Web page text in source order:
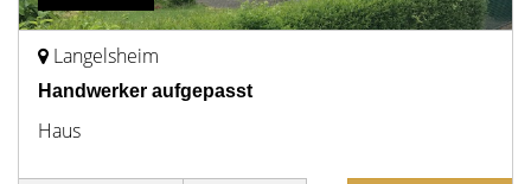
Langelsheim
Handwerker aufgepasst
Haus